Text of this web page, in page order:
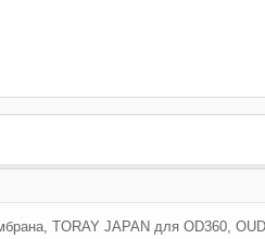
TORAY JAPAN для OD360,